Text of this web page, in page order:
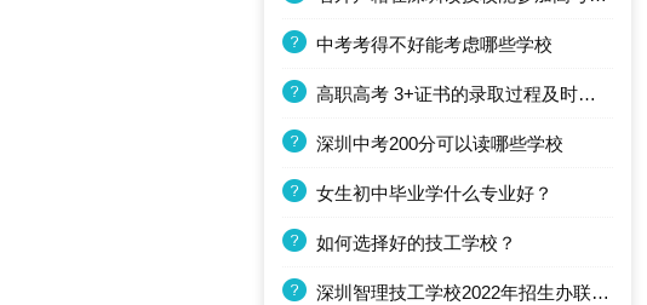
中考考得不好能考虑哪些学校
高职高考 3+证书的录取过程及时间节点安排(往年)
深圳中考200分可以读哪些学校
女生初中毕业学什么专业好？
如何选择好的技工学校？
深圳智理技工学校2022年招生办联系电话